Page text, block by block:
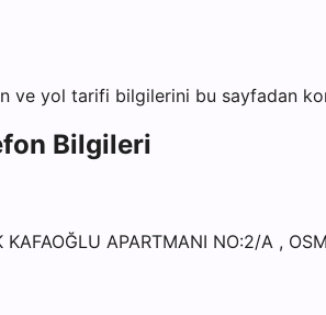
ve yol tarifi bilgilerini bu sayfadan
Bilgileri
APARTMANI NO:2/A ,